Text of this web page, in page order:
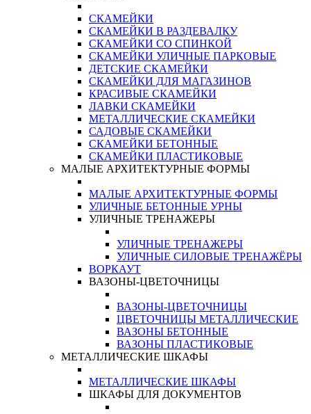
СКАМЕЙКИ
СКАМЕЙКИ В РАЗДЕВАЛКУ
СКАМЕЙКИ СО СПИНКОЙ
СКАМЕЙКИ УЛИЧНЫЕ ПАРКОВЫЕ
ДЕТСКИЕ СКАМЕЙКИ
СКАМЕЙКИ ДЛЯ МАГАЗИНОВ
КРАСИВЫЕ СКАМЕЙКИ
ЛАВКИ СКАМЕЙКИ
МЕТАЛЛИЧЕСКИЕ СКАМЕЙКИ
САДОВЫЕ СКАМЕЙКИ
СКАМЕЙКИ БЕТОННЫЕ
СКАМЕЙКИ ПЛАСТИКОВЫЕ
МАЛЫЕ АРХИТЕКТУРНЫЕ ФОРМЫ
МАЛЫЕ АРХИТЕКТУРНЫЕ ФОРМЫ
УЛИЧНЫЕ БЕТОННЫЕ УРНЫ
УЛИЧНЫЕ ТРЕНАЖЕРЫ
УЛИЧНЫЕ ТРЕНАЖЕРЫ
УЛИЧНЫЕ СИЛОВЫЕ ТРЕНАЖЁРЫ
ВОРКАУТ
ВАЗОНЫ-ЦВЕТОЧНИЦЫ
ВАЗОНЫ-ЦВЕТОЧНИЦЫ
ЦВЕТОЧНИЦЫ МЕТАЛЛИЧЕСКИЕ
ВАЗОНЫ БЕТОННЫЕ
ВАЗОНЫ ПЛАСТИКОВЫЕ
МЕТАЛЛИЧЕСКИЕ ШКАФЫ
МЕТАЛЛИЧЕСКИЕ ШКАФЫ
ШКАФЫ ДЛЯ ДОКУМЕНТОВ